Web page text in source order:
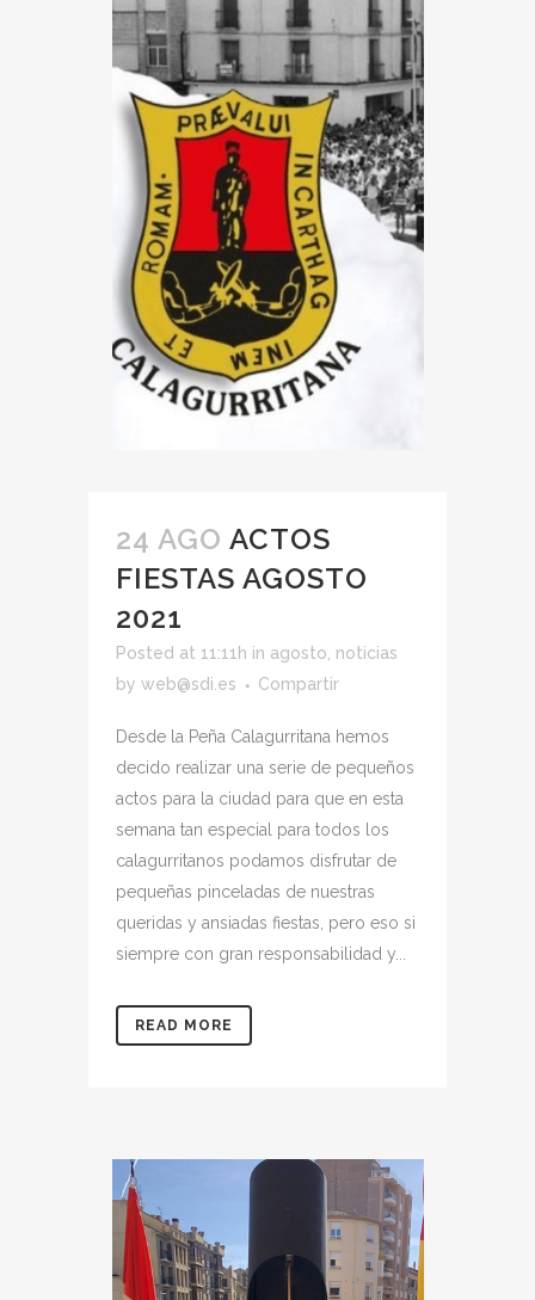
24 AGO ACTOS
FIESTAS AGOSTO
2021
Posted at 11:11h in agosto noticias
by web@sdi.es Compartir
Desde la Peña Calagurritana hemos
decido realizar una serie de pequeños
actos para la ciudad para que en esta
semana tan especial para todos los
calagurritanos podamos disfrutar de
pequeñas pinceladas de nuestras
queridas y ansiadas fiestas, pero eso si
siempre con gran responsabilidad y...
READ MORE